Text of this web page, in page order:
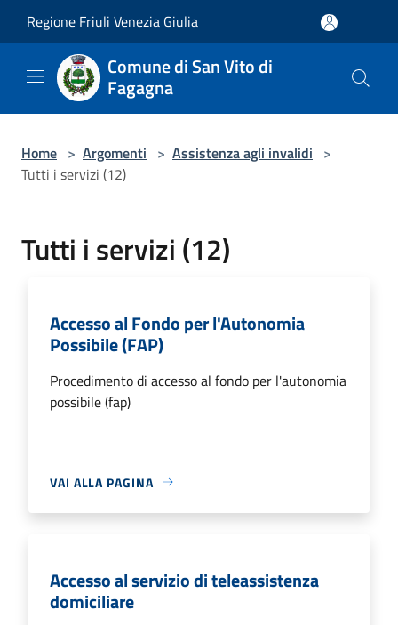
Regione Friuli Venezia Giulia
Comune di San Vito di
Fagagna
Home > Argomenti > Assistenza agli invalidi >
Tutti i servizi (12)
Tutti i servizi (12)
Accesso al Fondo per l'Autonomia
Possibile (FAP)
Procedimento di accesso al fondo per l'autonomia
possibile (fap)
VAI ALLA PAGINA
Accesso al servizio di teleassistenza
domiciliare